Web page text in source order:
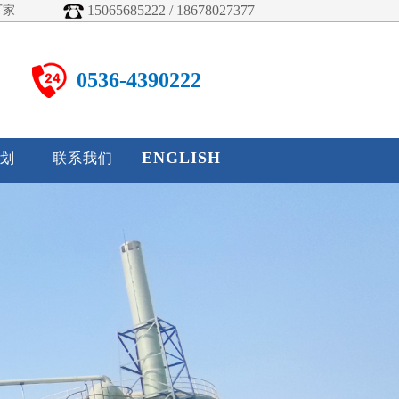
15065685222 / 18678027377
0536-4390222
联系我们 ENGLISH